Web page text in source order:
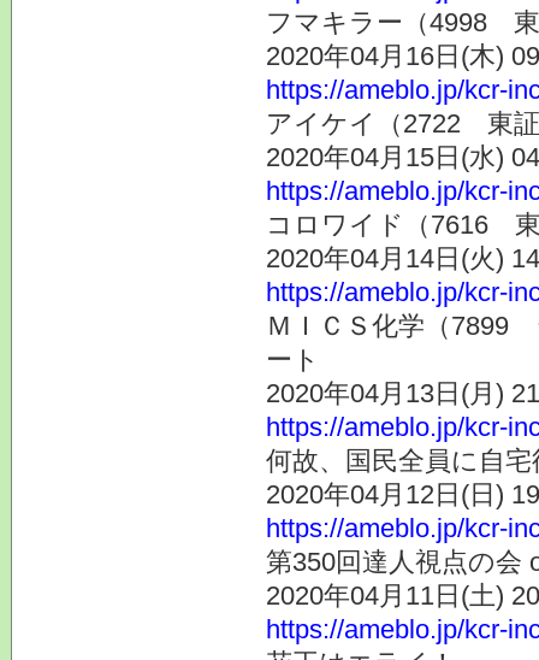
フマキラー（4998 東
2020年04月16日(木)
https://ameblo.jp/kcr-
アイケイ（2722 東
2020年04月15日(水)
https://ameblo.jp/kcr-
コロワイド（7616
2020年04月14日(火)
https://ameblo.jp/kcr-
ＭＩＣＳ化学（7899
ート
2020年04月13日(月)
https://ameblo.jp/kcr-
何故、国民全員に自
2020年04月12日(日)
https://ameblo.jp/kcr-
第350回達人視点の会
2020年04月11日(土)
https://ameblo.jp/kcr-